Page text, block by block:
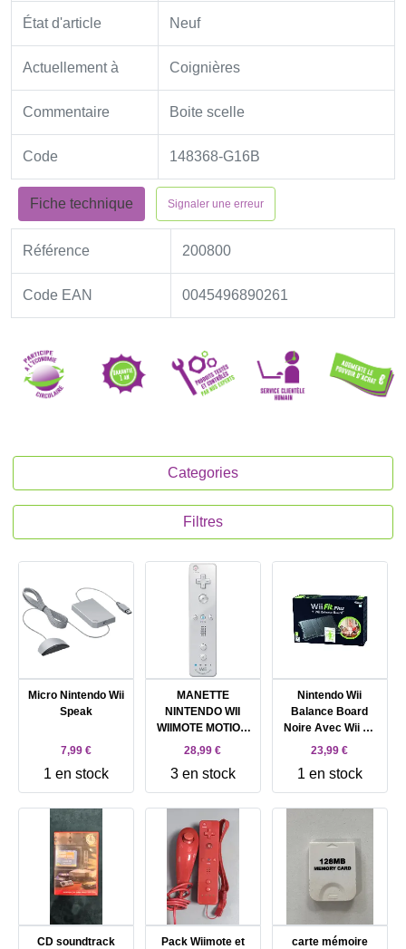
État d'article Neuf
Actuellement à Coignières
Commentaire Boite scelle
Code 148368-G16B
Fiche technique Signaler une erreur
Référence 200800
Code EAN 0045496890261
Categories
Filtres
Micro Nintendo Wii
Speak
7,99 €
1 en stock
MANETTE
NINTENDO WII
WIIMOTE MOTION
PLUS INSIDE RVL-
28,99 €
3 en stock
Nintendo Wii
Balance Board
Noire Avec Wii Fit
Plus
23,99 €
1 en stock
CD soundtrack
Pack Wiimote et
carte mémoire